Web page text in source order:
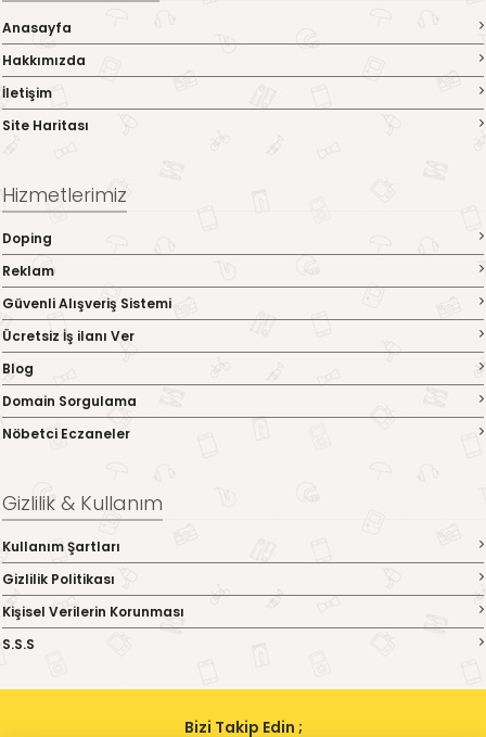
Anasayfa
Hakkımızda
İletişim
Site Haritası
Hizmetlerimiz
Doping
Reklam
Güvenli Alışveriş Sistemi
Ücretsiz İş ilanı Ver
Blog
Domain Sorgulama
Nöbetci Eczaneler
Gizlilik & Kullanım
Kullanım Şartları
Gizlilik Politikası
Kişisel Verilerin Korunması
S.S.S
Bizi Takip Edin ;